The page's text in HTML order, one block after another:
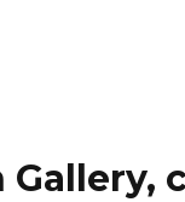
Gallery,